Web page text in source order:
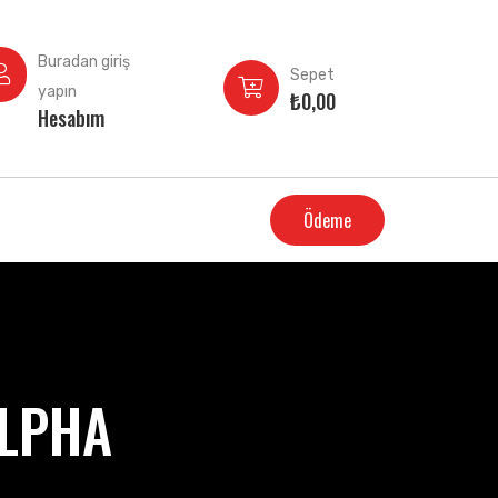
Buradan giriş
yapın
Hesabım
Sepet
₺0,00
Ödeme